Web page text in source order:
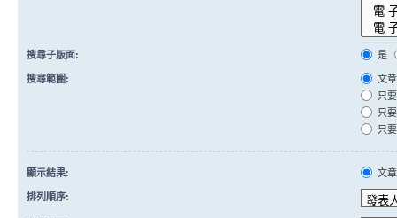
搜尋子版面: 是
搜尋範圍:
文
只
只
只
顯示結果: 文章
排列順序: